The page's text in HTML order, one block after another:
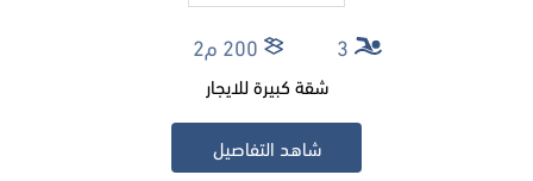
3 200 م2
شقة كبيرة للايجار
شاهد التفاصيل